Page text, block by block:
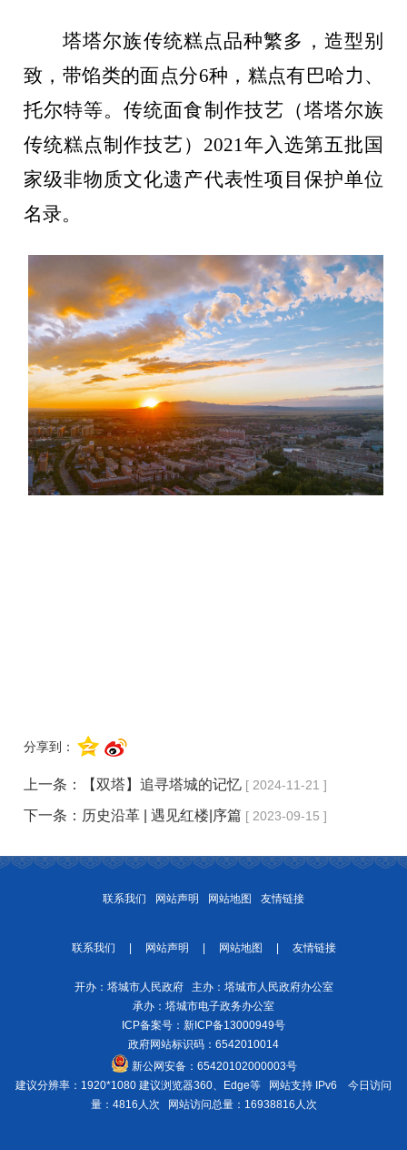
塔塔尔族传统糕点品种繁多，造型别
致，带馅类的面点分6种，糕点有巴哈力、
托尔特等。传统面食制作技艺（塔塔尔族
传统糕点制作技艺）2021年入选第五批国
家级非物质文化遗产代表性项目保护单位
名录。
分享到：
上一条： 【双塔】追寻塔城的记忆 [ 2024-11-21 ]
下一条： 历史沿革 | 遇见红楼|序篇 [ 2023-09-15 ]
联系我们 网站声明 网站地图 友情链接
联系我们 | 网站声明 | 网站地图 | 友情链接
开办：塔城市人民政府 主办：塔城市人民政府办公室
承办：塔城市电子政务办公室
ICP备案号： 新ICP备13000949号
政府网站标识码：6542010014
新公网安备： 65420102000003号
建议分辨率：1920*1080 建议浏览器360、Edge等 网站支持 IPv6
今日访问
量：4816人次
网站访问总量：16938816人次